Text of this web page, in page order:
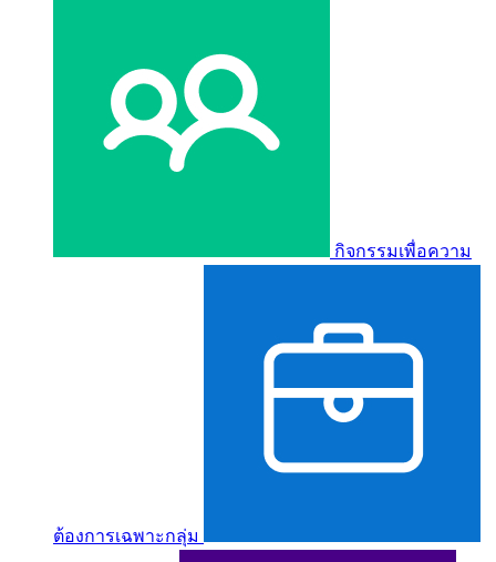
กิจกรรมเพื่อความ
ต้องการเฉพาะกลุ่ม